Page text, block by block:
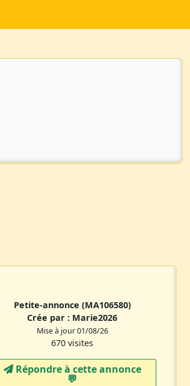
Petite-annonce (MA106580)
Crée par : Marie2026
Mise à jour 01/08/26
670 visites
Répondre à cette annonce
💬​